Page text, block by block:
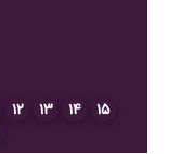
۱۲ ۱۳ ۱۴
۱۵